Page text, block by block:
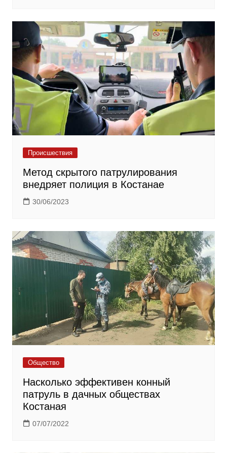
Происшествия
Метод скрытого патрулирования
внедряет полиция в Костанае
30/06/2023
Общество
Насколько эффективен конный
патруль в дачных обществах
Костаная
07/07/2022